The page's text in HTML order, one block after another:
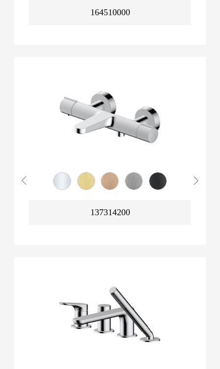
164510000
137314200